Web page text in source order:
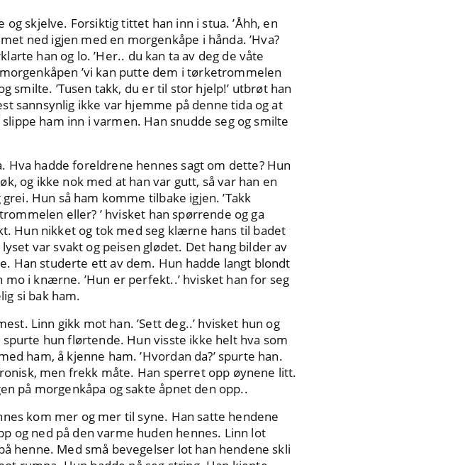
og skjelve. Forsiktig tittet han inn i stua. ’Åhh, en
ned igjen med en morgenkåpe i hånda. ’Hva?
han og lo. ’Her.. du kan ta av deg de våte
’vi kan putte dem i tørketrommelen
smilte. ’Tusen takk, du er til stor hjelp!’ utbrøt han
sannsynlig ikke var hjemme på denne tida og at
ham inn i varmen. Han snudde seg og smilte
hadde foreldrene hennes sagt om dette? Hun
og ikke nok med at han var gutt, så var han en
Hun så ham komme tilbake igjen. ’Takk
eller? ’ hvisket han spørrende og ga
Hun nikket og tok med seg klærne hans til badet
var svakt og peisen glødet. Det hang bilder av
Han studerte ett av dem. Hun hadde langt blondt
i knærne. ’Hun er perfekt..’ hvisket han for seg
si bak ham.
Linn gikk mot han. ’Sett deg..’ hvisket hun og
spurte hun flørtende. Hun visste ikke helt hva som
ham, å kjenne ham. ’Hvordan da?’ spurte han.
men frekk måte. Han sperret opp øynene litt.
på morgenkåpa og sakte åpnet den opp..
kom mer og mer til syne. Han satte hendene
og ned på den varme huden hennes. Linn lot
henne. Med små bevegelser lot han hendene skli